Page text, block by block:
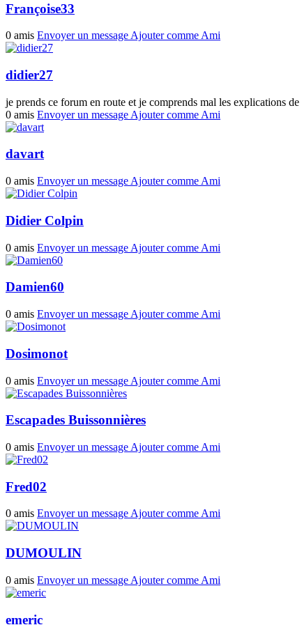
Françoise33
0 amis Envoyer un message Ajouter comme Ami
didier27
je prends ce forum en route et je comprends mal les explications
0 amis Envoyer un message Ajouter comme Ami
davart
0 amis Envoyer un message Ajouter comme Ami
Didier Colpin
0 amis Envoyer un message Ajouter comme Ami
Damien60
0 amis Envoyer un message Ajouter comme Ami
Dosimonot
0 amis Envoyer un message Ajouter comme Ami
Escapades Buissonnières
0 amis Envoyer un message Ajouter comme Ami
Fred02
0 amis Envoyer un message Ajouter comme Ami
DUMOULIN
0 amis Envoyer un message Ajouter comme Ami
emeric